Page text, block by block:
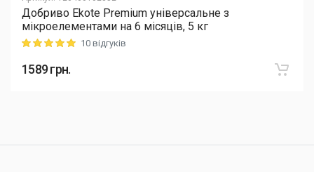
Добриво Еkote Premium універсальне з
мікроелементами на 6 місяців, 5 кг
Rating: 5 out of 510 відгуків
1589грн.